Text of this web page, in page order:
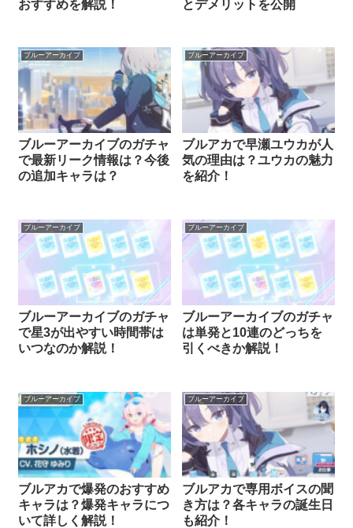
おすすめを解説！
とデメリットを公開
ブルーアーカイブ
ブルーアーカイブのガチャ
で最新リーク情報は？今後
の追加キャラは？
ブルーアーカイブ
ブルアカで早瀬ユウカが人
気の理由は？ユウカの魅力
を紹介！
ブルーアーカイブ
ブルーアーカイブのガチャ
で星3が出やすい時間帯は
いつなのか解説！
ブルーアーカイブ
ブルーアーカイブのガチャ
は単発と10連のどっちを
引くべきか解説！
ブルーアーカイブ
ブルアカで爆発のおすすめ
キャラは？爆発キャラにつ
いて詳しく解説！
ブルーアーカイブ
ブルアカで専用ボイスの聞
き方は？各キャラの誕生日
も紹介！